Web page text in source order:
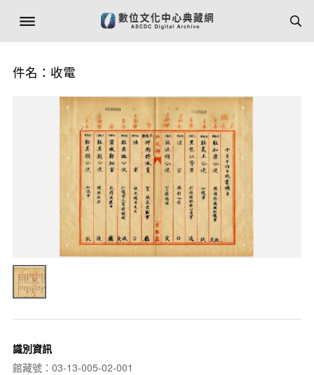
件名：收電
識別資訊
館藏號：03-13-005-02-001